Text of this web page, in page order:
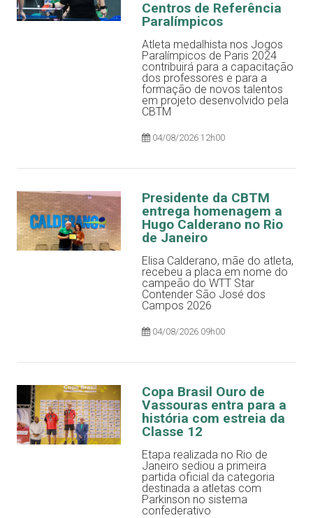
Centros de Referência
Paralímpicos
Atleta medalhista nos Jogos
Paralímpicos de Paris 2024
contribuirá para a capacitação
dos professores e para a
formação de novos talentos
em projeto desenvolvido pela
CBTM
04/08/2026 12h00
Presidente da CBTM
entrega homenagem a
Hugo Calderano no Rio
de Janeiro
Elisa Calderano, mãe do atleta,
recebeu a placa em nome do
campeão do WTT Star
Contender São José dos
Campos 2026
04/08/2026 09h00
Copa Brasil Ouro de
Vassouras entra para a
história com estreia da
Classe 12
Etapa realizada no Rio de
Janeiro sediou a primeira
partida oficial da categoria
destinada a atletas com
Parkinson no sistema
confederativo